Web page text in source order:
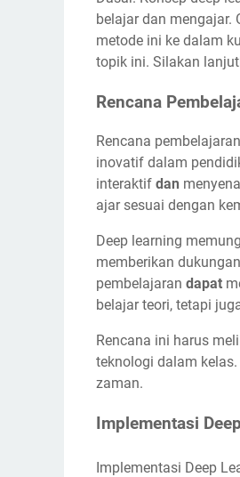
belajar dan mengajar.
metode ini ke dalam
topik ini. Silakan
Rencana
Rencana
inovatif dalam
interaktif dan
ajar sesuai dengan
Deep learning
memberikan
pembelajaran dapat
belajar teori, tetapi
Rencana ini harus
teknologi dalam
zaman.
Implementasi
Implementasi Deep